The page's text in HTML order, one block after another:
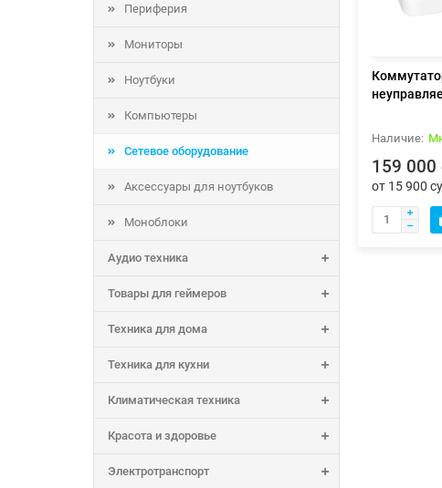
Периферия
Мониторы
Ноутбуки
Компьютеры
Сетевое оборудование
Аксессуары для ноутбуков
Моноблоки
Аудио техника
Товары для геймеров
Техника для дома
Техника для кухни
Климатическая техника
Красота и здоровье
Электротранспорт
159 000
от 15 900